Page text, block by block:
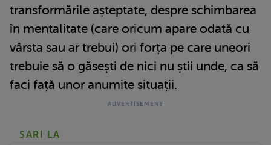
transformările așteptate, despre schimbarea
în mentalitate (care oricum apare odată cu
vârsta sau ar trebui) ori forța pe care uneori
trebuie să o găsești de nici nu știi unde, ca să
faci față unor anumite situații.
SARI LA